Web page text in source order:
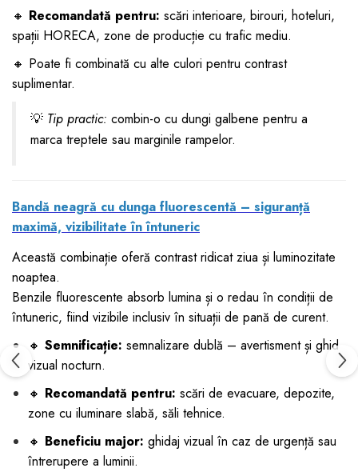
🔸 Recomandată pentru: scări interioare, birouri, hoteluri,
spații HORECA, zone de producție cu trafic mediu.
🔸 Poate fi combinată cu alte culori pentru contrast
suplimentar.
💡 Tip practic: combin-o cu dungi galbene pentru a
marca treptele sau marginile rampelor.
Bandă neagră cu dunga fluorescentă – siguranță
maximă, vizibilitate în întuneric
Această combinație oferă contrast ridicat ziua și luminozitate
noaptea.
Benzile fluorescente absorb lumina și o redau în condiții de
întuneric, fiind vizibile inclusiv în situații de pană de curent.
🔸 Semnificație: semnalizare dublă – avertisment și ghid
vizual nocturn.
🔸 Recomandată pentru: scări de evacuare, depozite,
zone cu iluminare slabă, săli tehnice.
🔸 Beneficiu major: ghidaj vizual în caz de urgență sau
întrerupere a luminii.